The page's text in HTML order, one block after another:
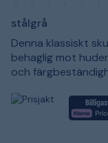
stålgrå
Denna klassiskt
behaglig mot
och